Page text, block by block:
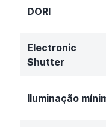
DORI
Electronic
Shutter
Iluminação